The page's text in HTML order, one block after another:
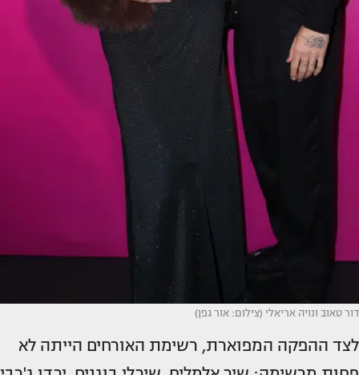
דור טאוב ונויה אריאלי (צילום: אור גפן)
לצד ההפקה המפוארת, רשימת האורחים הייתה לא